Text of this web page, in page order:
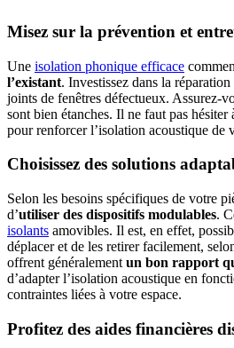
Misez sur la prévention et
Une isolation phonique efficace
l’existant. Investissez dans la
joints de fenêtres défectueux. Assurez-
sont bien étanches. Il ne faut pas hésiter
pour renforcer l’isolation acoustique de
Choisissez des solutions
Selon les besoins spécifiques de votre
d’utiliser des dispositifs modulables.
isolants amovibles. Il est, en effet,
déplacer et de les retirer facilement,
offrent généralement un bon rapport
d’adapter l’isolation acoustique en
contraintes liées à votre espace.
Profitez des aides financières